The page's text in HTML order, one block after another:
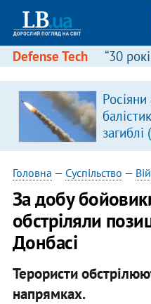
Defense Tech “30
Головна — Суспільство —
За добу
обстріляли
Донбасі
Терористи
напрямках.